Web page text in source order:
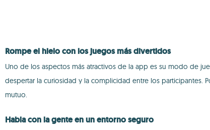
Rompe el hielo con los juegos más divertidos
Uno de los aspectos más atractivos de la app es su modo de
despertar la curiosidad y la complicidad entre los participantes.
mutuo.
Habla con la gente en un entorno seguro